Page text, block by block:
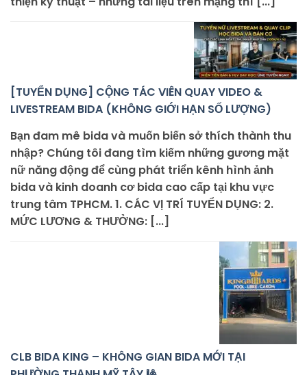
[TUYỂN DỤNG] CỘNG TÁC VIÊN QUAY VIDEO &
LIVESTREAM BIDA (KHÔNG GIỚI HẠN SỐ LƯỢNG)
Bạn đam mê bida và muốn biến sở thích thành thu
nhập? Chúng tôi đang tìm kiếm những gương mặt
nữ năng động để cùng phát triển kênh hình ảnh
bida và kinh doanh cơ bida cao cấp tại khu vực
trung tâm TPHCM. 1. CÁC VỊ TRÍ TUYỂN DỤNG: 2.
MỨC LƯƠNG & THƯỞNG: [...]
CLB BIDA KING – KHÔNG GIAN BIDA MỚI TẠI